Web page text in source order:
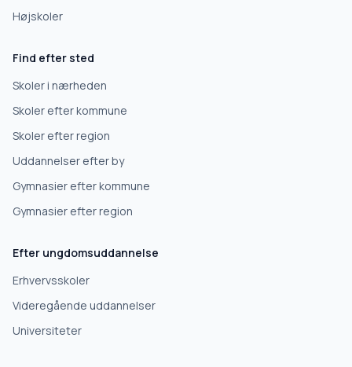
Højskoler
Find efter sted
Skoler i nærheden
Skoler efter kommune
Skoler efter region
Uddannelser efter by
Gymnasier efter kommune
Gymnasier efter region
Efter ungdomsuddannelse
Erhvervsskoler
Videregående uddannelser
Universiteter